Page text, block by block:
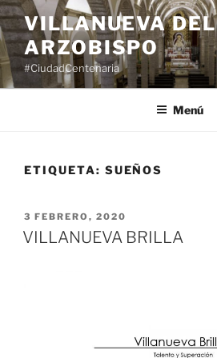
Saltar
al
contenido
VILLANUEVA DEL
ARZOBISPO
#CiudadCentenaria
Menú
ETIQUETA: SUEÑOS
PUBLICADO
EL
3 FEBRERO, 2020
VILLANUEVA BRILLA